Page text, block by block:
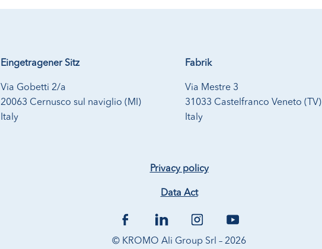
Eingetragener Sitz
Via Gobetti 2/a
20063 Cernusco sul naviglio (MI)
Italy
Fabrik
Via Mestre 3
31033 Castelfranco Veneto (TV)
Italy
Privacy policy
Data Act
© KROMO Ali Group Srl – 2026